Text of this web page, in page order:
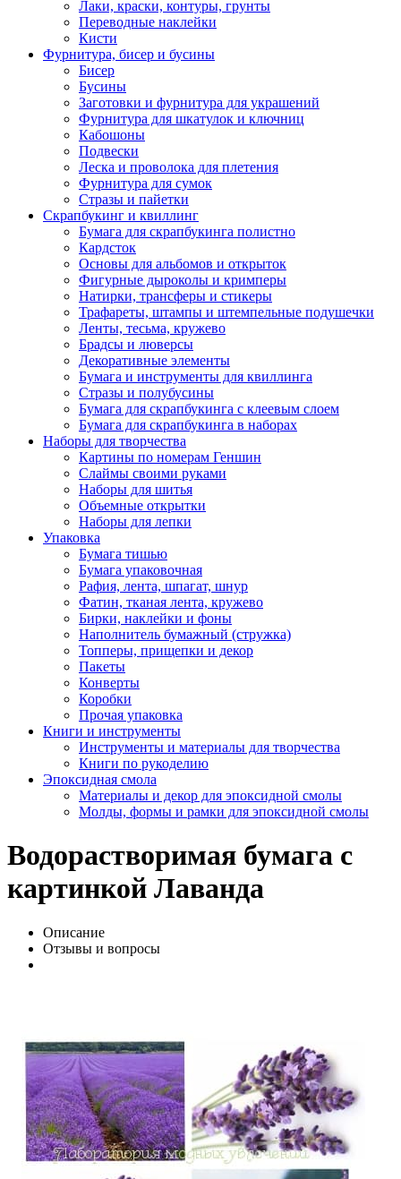
Лаки, краски, контуры, грунты
Переводные наклейки
Кисти
Фурнитура, бисер и бусины
Бисер
Бусины
Заготовки и фурнитура для украшений
Фурнитура для шкатулок и ключниц
Кабошоны
Подвески
Леска и проволока для плетения
Фурнитура для сумок
Стразы и пайетки
Скрапбукинг и квиллинг
Бумага для скрапбукинга полистно
Кардсток
Основы для альбомов и открыток
Фигурные дыроколы и кримперы
Натирки, трансферы и стикеры
Трафареты, штампы и штемпельные подушечки
Ленты, тесьма, кружево
Брадсы и люверсы
Декоративные элементы
Бумага и инструменты для квиллинга
Стразы и полубусины
Бумага для скрапбукинга с клеевым слоем
Бумага для скрапбукинга в наборах
Наборы для творчества
Картины по номерам Геншин
Слаймы своими руками
Наборы для шитья
Объемные открытки
Наборы для лепки
Упаковка
Бумага тишью
Бумага упаковочная
Рафия, лента, шпагат, шнур
Фатин, тканая лента, кружево
Бирки, наклейки и фоны
Наполнитель бумажный (стружка)
Топперы, прищепки и декор
Пакеты
Конверты
Коробки
Прочая упаковка
Книги и инструменты
Инструменты и материалы для творчества
Книги по рукоделию
Эпоксидная смола
Материалы и декор для эпоксидной смолы
Молды, формы и рамки для эпоксидной смолы
Водорастворимая бумага с
картинкой Лаванда
Описание
Отзывы и вопросы